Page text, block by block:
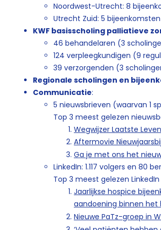
Noordwest-Utrecht: 8
Utrecht Zuid: 5
KWF basisscholing palliatieve
46 behandelaren (3
124 verpleegkundigen (9
39 verzorgenden (3
Regionale scholingen en
Communicatie:
5 nieuwsbrieven (waarvan 1
Top 3 meest gelezen
Wegwijzer Laatste
Aftermovie
Ga je met ons het
LinkedIn: 1.117 volgers en 80
Top 3 meest gelezen
Jaarlijkse hospice
aandoening binnen het
Nieuwe PaTz-groep in